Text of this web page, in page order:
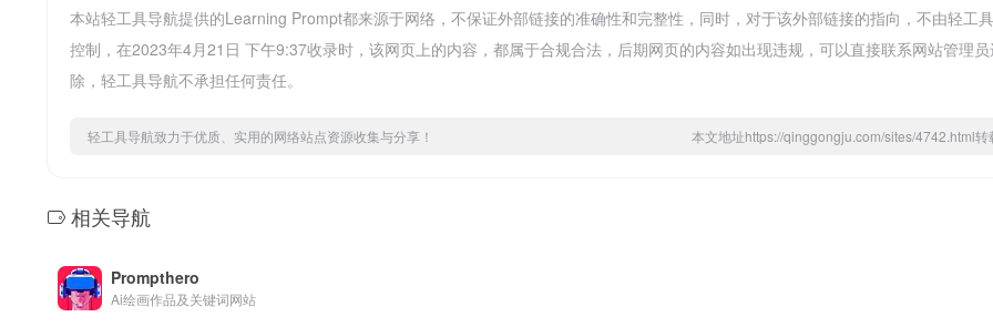
本站轻工具导航提供的Learning Prompt都来源于网络，不保证外部链接的准确性和完整性，同时，对于该外部链接的指向，不由轻工
控制，在2023年4月21日 下午9:37收录时，该网页上的内容，都属于合规合法，后期网页的内容如出现违规，可以直接联系网站管理员
除，轻工具导航不承担任何责任。
轻工具导航致力于优质、实用的网络站点资源收集与分享！ 本文地址https://qinggongju.com/sites/4742.html转
相关导航
Prompthero
Ai绘画作品及关键词网站